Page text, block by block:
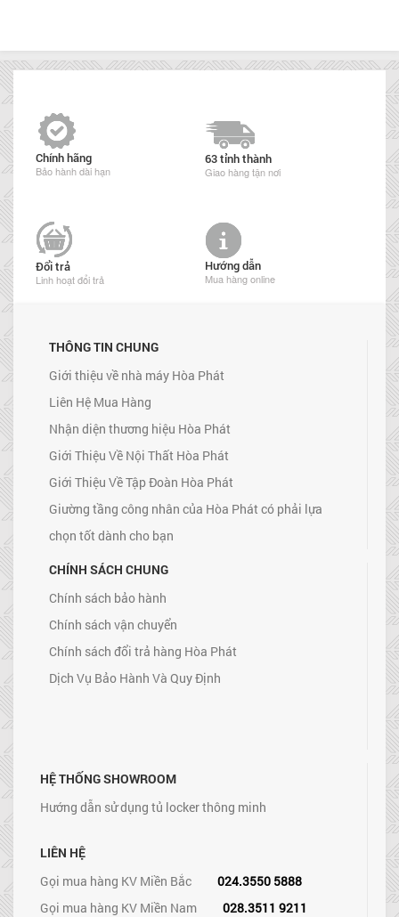
Chính hãng
Bảo hành dài hạn
63 tỉnh thành
Giao hàng tận nơi
Đổi trả
Linh hoạt đổi trả
Hướng dẫn
Mua hàng online
THÔNG TIN CHUNG
Giới thiệu về nhà máy Hòa Phát
Liên Hệ Mua Hàng
Nhận diện thương hiệu Hòa Phát
Giới Thiệu Về Nội Thất Hòa Phát
Giới Thiệu Về Tập Đoàn Hòa Phát
Giường tầng công nhân của Hòa Phát có phải lựa
chọn tốt dành cho bạn
CHÍNH SÁCH CHUNG
Chính sách bảo hành
Chính sách vận chuyển
Chính sách đổi trả hàng Hòa Phát
Dịch Vụ Bảo Hành Và Quy Định
HỆ THỐNG SHOWROOM
Hướng dẫn sử dụng tủ locker thông minh
LIÊN HỆ
Gọi mua hàng KV Miền Bắc
024.3550 5888
Gọi mua hàng KV Miền Nam
028.3511 9211